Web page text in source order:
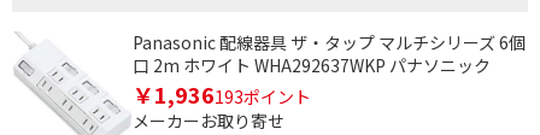
Panasonic 配線器具 ザ・タップ マルチシリーズ 6個
口 2m ホワイト WHA292637WKP パナソニック
￥1,936193ポイント
メーカーお取り寄せ